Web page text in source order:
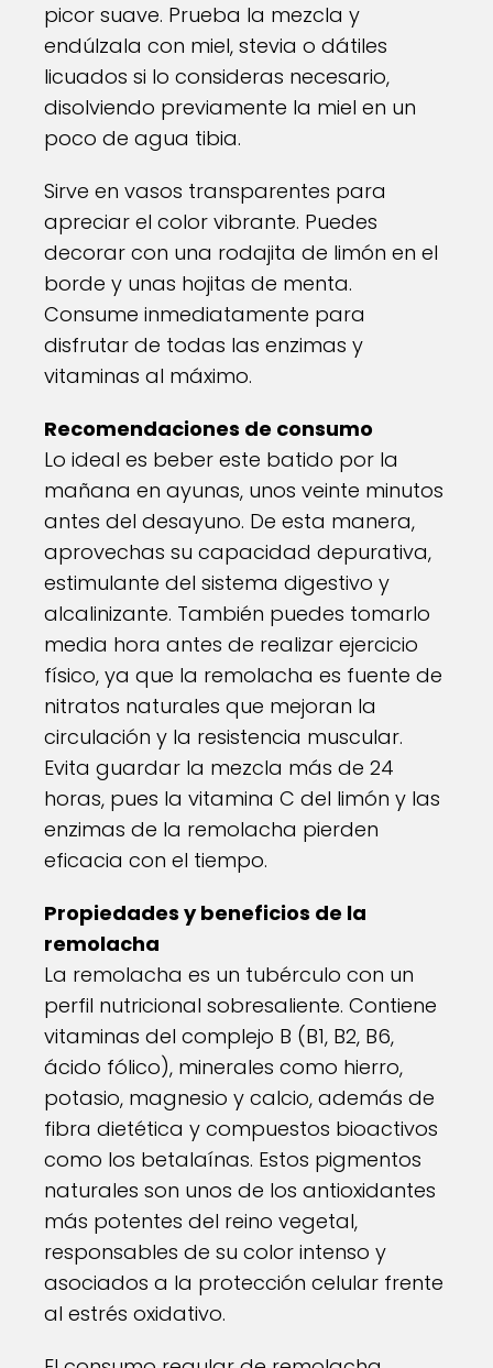
picor suave. Prueba la mezcla y
endúlzala con miel, stevia o dátiles
licuados si lo consideras necesario,
disolviendo previamente la miel en un
poco de agua tibia.
Sirve en vasos transparentes para
apreciar el color vibrante. Puedes
decorar con una rodajita de limón en el
borde y unas hojitas de menta.
Consume inmediatamente para
disfrutar de todas las enzimas y
vitaminas al máximo.
Recomendaciones de consumo
Lo ideal es beber este batido por la
mañana en ayunas, unos veinte minutos
antes del desayuno. De esta manera,
aprovechas su capacidad depurativa,
estimulante del sistema digestivo y
alcalinizante. También puedes tomarlo
media hora antes de realizar ejercicio
físico, ya que la remolacha es fuente de
nitratos naturales que mejoran la
circulación y la resistencia muscular.
Evita guardar la mezcla más de 24
horas, pues la vitamina C del limón y las
enzimas de la remolacha pierden
eficacia con el tiempo.
Propiedades y beneficios de la
remolacha
La remolacha es un tubérculo con un
perfil nutricional sobresaliente. Contiene
vitaminas del complejo B (B1, B2, B6,
ácido fólico), minerales como hierro,
potasio, magnesio y calcio, además de
fibra dietética y compuestos bioactivos
como los betalaínas. Estos pigmentos
naturales son unos de los antioxidantes
más potentes del reino vegetal,
responsables de su color intenso y
asociados a la protección celular frente
al estrés oxidativo.